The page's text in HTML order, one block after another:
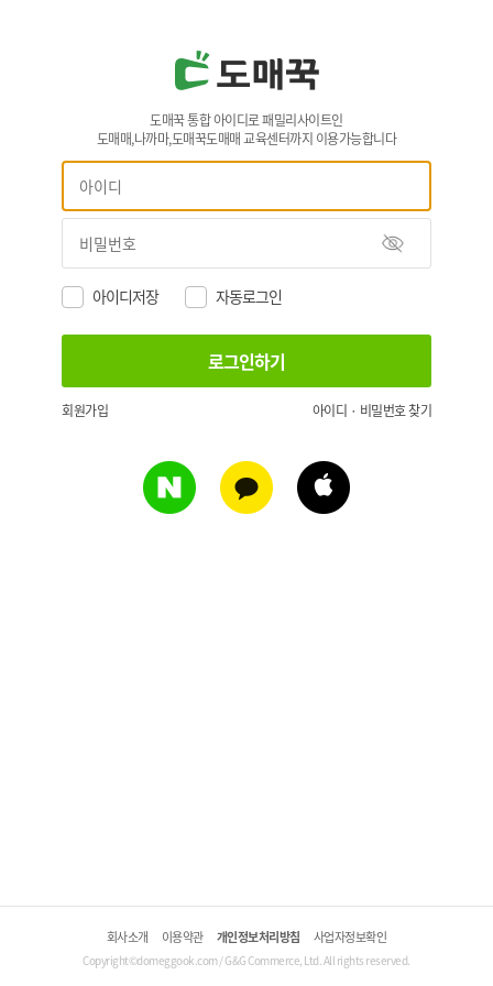
도매꾹 통합 아이디로 패밀리사이트인
도매매,나까마,도매꾹도매매 교육센터까지 이용가능합니다
아이디저장 자동로그인
회원가입 아이디 · 비밀번호 찾기
회사소개 이용약관 개인정보처리방침 사업자정보확인
Copyright©domeggook.com / G&G Commerce, Ltd. All rights reserved.